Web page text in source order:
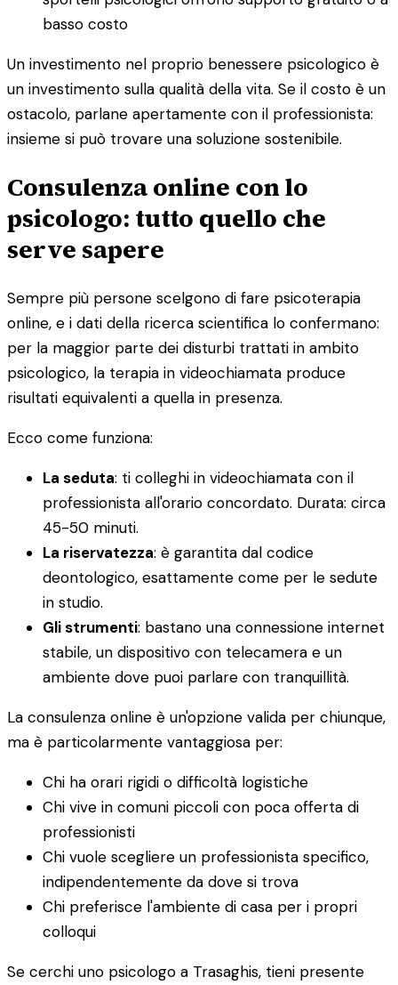
basso costo
Un investimento nel proprio benessere psicologico è
un investimento sulla qualità della vita. Se il costo è un
ostacolo, parlane apertamente con il professionista:
insieme si può trovare una soluzione sostenibile.
Consulenza online con lo
psicologo: tutto quello che
serve sapere
Sempre più persone scelgono di fare psicoterapia
online, e i dati della ricerca scientifica lo confermano:
per la maggior parte dei disturbi trattati in ambito
psicologico, la terapia in videochiamata produce
risultati equivalenti a quella in presenza.
Ecco come funziona:
La seduta: ti colleghi in videochiamata con il
professionista all'orario concordato. Durata: circa
45-50 minuti.
La riservatezza: è garantita dal codice
deontologico, esattamente come per le sedute
in studio.
Gli strumenti: bastano una connessione internet
stabile, un dispositivo con telecamera e un
ambiente dove puoi parlare con tranquillità.
La consulenza online è un'opzione valida per chiunque,
ma è particolarmente vantaggiosa per:
Chi ha orari rigidi o difficoltà logistiche
Chi vive in comuni piccoli con poca offerta di
professionisti
Chi vuole scegliere un professionista specifico,
indipendentemente da dove si trova
Chi preferisce l'ambiente di casa per i propri
colloqui
Se cerchi uno psicologo a Trasaghis, tieni presente